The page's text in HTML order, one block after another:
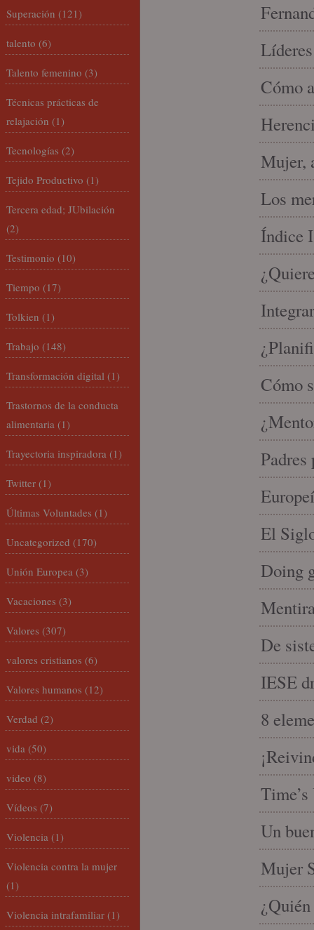
Cómo
Mujer,
Los
Índice
Cómo
Padres
El
Doing
De
IESE
8
Un
Mujer
Superación (121)
talento (6)
Talento femenino (3)
Técnicas prácticas de
relajación (1)
Tecnologías (2)
Tejido Productivo (1)
Tercera edad; JUbilación
(2)
Testimonio (10)
Tiempo (17)
Tolkien (1)
Trabajo (148)
Transformación digital (1)
Trastornos de la conducta
alimentaria (1)
Trayectoria inspiradora (1)
Twitter (1)
Últimas Voluntades (1)
Uncategorized (170)
Unión Europea (3)
Vacaciones (3)
Valores (307)
valores cristianos (6)
Valores humanos (12)
Verdad (2)
vida (50)
video (8)
Vídeos (7)
Violencia (1)
Violencia contra la mujer
(1)
Violencia intrafamiliar (1)